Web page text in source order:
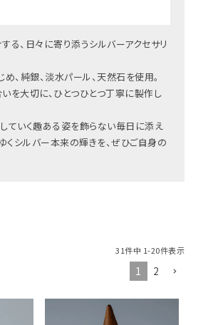
る、日々に寄り添うシルバーアクセサリ
、純銀、淡水パール、天然石を使用。
を大切に、ひとつひとつ丁寧に製作し
ていく趣ある姿を飾らない毎日に添え
くシルバー本来の輝きを、ぜひご自身の
31件中 1-20件表示
1 2